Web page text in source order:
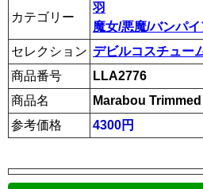
カテゴリー
羽
魔女/悪魔/バンパイ
セレクション デビルコスチュー
商品番号
LLA2776
商品名
Marabou
参考価格
4300円